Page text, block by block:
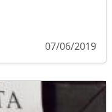
07/06/2019